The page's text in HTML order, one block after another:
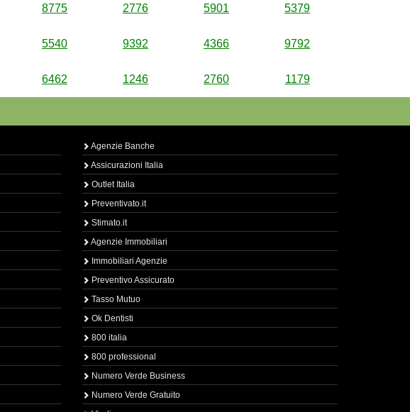
8775 2776 5901 5379
5540 9392 4366 9792
6462 1246 2760 1179
Agenzie Banche
Assicurazioni Italia
Outlet Italia
Preventivato.it
Stimato.it
Agenzie Immobiliari
Immobiliari Agenzie
Preventivo Assicurato
Tasso Mutuo
Ok Dentisti
800 italia
800 professional
Numero Verde Business
Numero Verde Gratuito